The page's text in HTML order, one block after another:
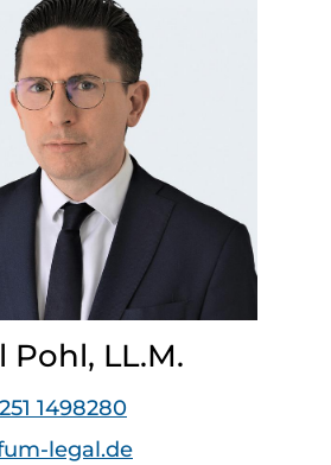
Pohl, LL.M.
1498280
legal.de